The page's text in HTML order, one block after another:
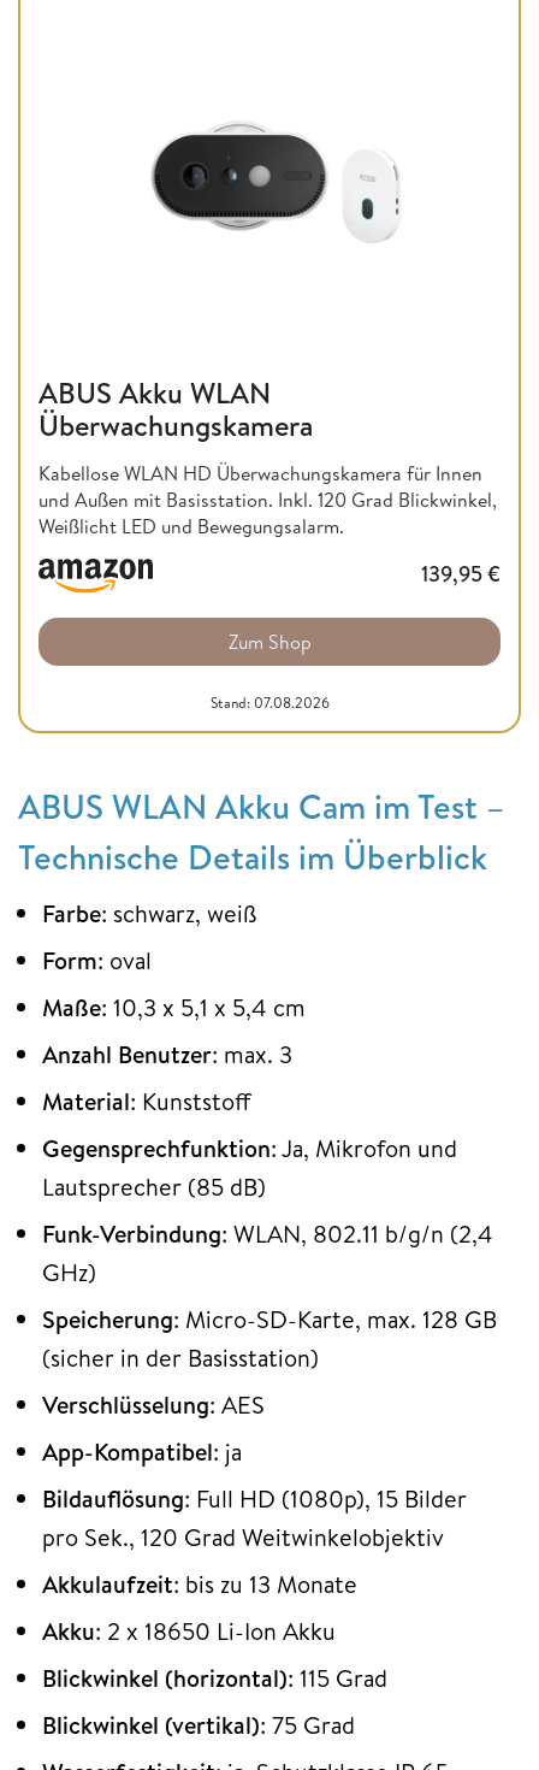
ABUS Akku WLAN
Überwachungskamera
Kabellose WLAN HD Überwachungskamera für Innen
und Außen mit Basisstation. Inkl. 120 Grad Blickwinkel,
Weißlicht LED und Bewegungsalarm.
139,95€
Zum Shop
Stand: 07.08.2026
ABUS WLAN Akku Cam im Test –
Technische Details im Überblick
Farbe: schwarz, weiß
Form: oval
Maße: 10,3 x 5,1 x 5,4 cm
Anzahl Benutzer: max. 3
Material: Kunststoff
Gegensprechfunktion: Ja, Mikrofon und
Lautsprecher (85 dB)
Funk-Verbindung: WLAN, 802.11 b/g/n (2,4
GHz)
Speicherung: Micro-SD-Karte, max. 128 GB
(sicher in der Basisstation)
Verschlüsselung: AES
App-Kompatibel: ja
Bildauflösung: Full HD (1080p), 15 Bilder
pro Sek., 120 Grad Weitwinkelobjektiv
Akkulaufzeit: bis zu 13 Monate
Akku: 2 x 18650 Li-Ion Akku
Blickwinkel (horizontal): 115 Grad
Blickwinkel (vertikal): 75 Grad